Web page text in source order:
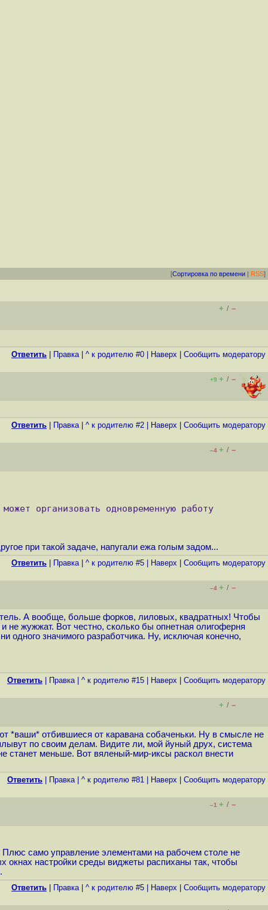
[Сортировка по времени | RSS]
+ / –
Ответить Правка| ^ к родителю #0 Наверх Cообщить модератору
+9 + / –
Ответить Правка| ^ к родителю #2 Наверх Cообщить модератору
–4 + / –
организовать одновременную работу
при такой задаче, напугали ежа голым задом...
Ответить Правка| ^ к родителю #5 Наверх Cообщить модератору
–4 + / –
А вообще, больше форков, лиловых, квадратных! Чтобы
жужжат. Вот честно, сколько бы опнетная олигоферня
одного значимого разработчика. Ну, исключая конечно,
Ответить Правка| ^ к родителю #15 Наверх Cообщить модератору
+ / –
*ваши* отбившиеся от каравана собаченьки. Ну в смысле не
по своим делам. Видите ли, мой йуный друх, система
станет меньше. Вот вяленый-мир-иксы раскол внести
Ответить Правка| ^ к родителю #81 Наверх Cообщить модератору
–1 + / –
Плюс само управление элементами на рабочем столе не
окнах настройки среды виджеты распиханы так, чтобы
Ответить Правка| ^ к родителю #5 Наверх Cообщить модератору